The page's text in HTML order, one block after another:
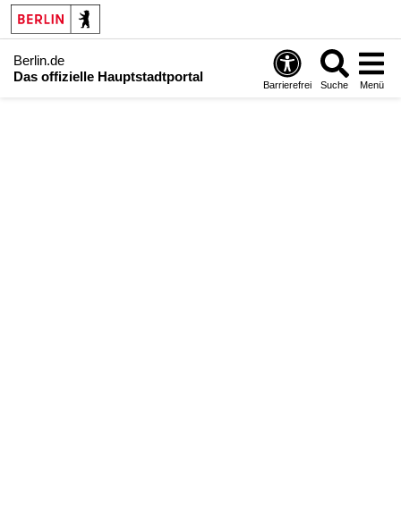
Berlin.de
Das offizielle Hauptstadtportal
Barrierefrei Suche Menü